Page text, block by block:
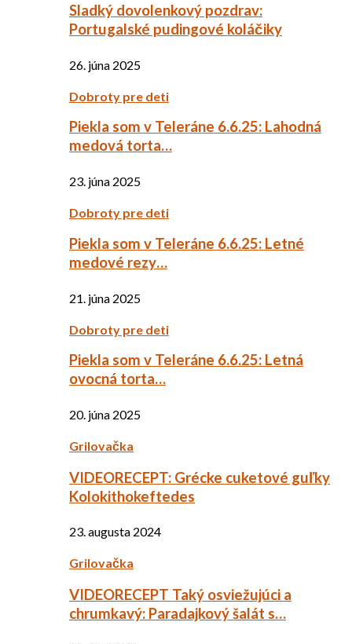
Sladký dovolenkový pozdrav:
Portugalské pudingové koláčiky
26. júna 2025
Dobroty pre deti
Piekla som v Teleráne 6.6.25: Lahodná
medová torta…
23. júna 2025
Dobroty pre deti
Piekla som v Teleráne 6.6.25: Letné
medové rezy…
21. júna 2025
Dobroty pre deti
Piekla som v Teleráne 6.6.25: Letná
ovocná torta…
20. júna 2025
Grilovačka
VIDEORECEPT: Grécke cuketové guľky
Kolokithokeftedes
23. augusta 2024
Grilovačka
VIDEORECEPT Taký osviežujúci a
chrumkavý: Paradajkový šalát s…